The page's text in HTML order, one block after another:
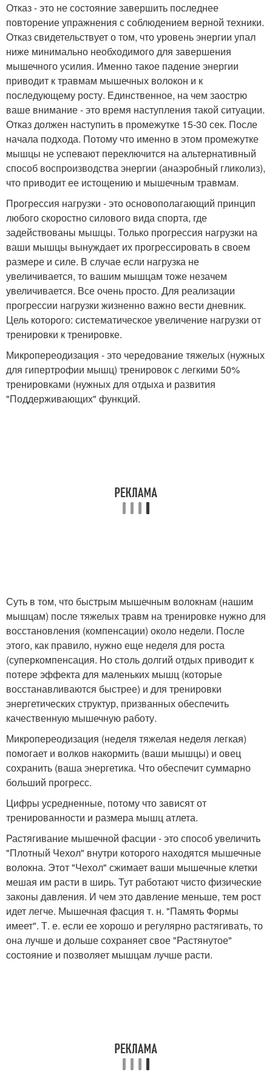
Отказ - это не состояние завершить последнее
повторение упражнения с соблюдением верной техники.
Отказ свидетельствует о том, что уровень энергии упал
ниже минимально необходимого для завершения
мышечного усилия. Именно такое падение энергии
приводит к травмам мышечных волокон и к
последующему росту. Единственное, на чем заострю
ваше внимание - это время наступления такой ситуации.
Отказ должен наступить в промежутке 15-30 сек. После
начала подхода. Потому что именно в этом промежутке
мышцы не успевают переключится на альтернативный
способ воспроизводства энергии (анаэробный гликолиз),
что приводит ее истощению и мышечным травмам.
Прогрессия нагрузки - это основополагающий принцип
любого скоростно силового вида спорта, где
задействованы мышцы. Только прогрессия нагрузки на
ваши мышцы вынуждает их прогрессировать в своем
размере и силе. В случае если нагрузка не
увеличивается, то вашим мышцам тоже незачем
увеличивается. Все очень просто. Для реализации
прогрессии нагрузки жизненно важно вести дневник.
Цель которого: систематическое увеличение нагрузки от
тренировки к тренировке.
Микропереодизация - это чередование тяжелых (нужных
для гипертрофии мышц) тренировок с легкими 50%
тренировками (нужных для отдыха и развития
"Поддерживающих" функций.
Суть в том, что быстрым мышечным волокнам (нашим
мышцам) после тяжелых травм на тренировке нужно для
восстановления (компенсации) около недели. После
этого, как правило, нужно еще неделя для роста
(суперкомпенсация. Но столь долгий отдых приводит к
потере эффекта для маленьких мышц (которые
восстанавливаются быстрее) и для тренировки
энергетических структур, призванных обеспечить
качественную мышечную работу.
Микропереодизация (неделя тяжелая неделя легкая)
помогает и волков накормить (ваши мышцы) и овец
сохранить (ваша энергетика. Что обеспечит суммарно
больший прогресс.
Цифры усредненные, потому что зависят от
тренированности и размера мышц атлета.
Растягивание мышечной фасции - это способ увеличить
"Плотный Чехол" внутри которого находятся мышечные
волокна. Этот "Чехол" сжимает ваши мышечные клетки
мешая им расти в ширь. Тут работают чисто физические
законы давления. И чем это давление меньше, тем рост
идет легче. Мышечная фасция т. н. "Память Формы
имеет". Т. е. если ее хорошо и регулярно растягивать, то
она лучше и дольше сохраняет свое "Растянутое"
состояние и позволяет мышцам лучше расти.